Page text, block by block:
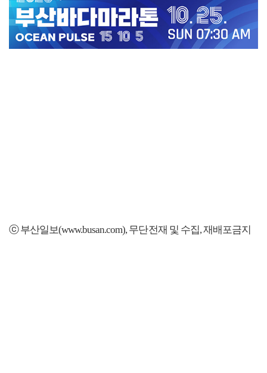
ⓒ 부산일보(www.busan.com), 무단전재 및 수집, 재배포금지